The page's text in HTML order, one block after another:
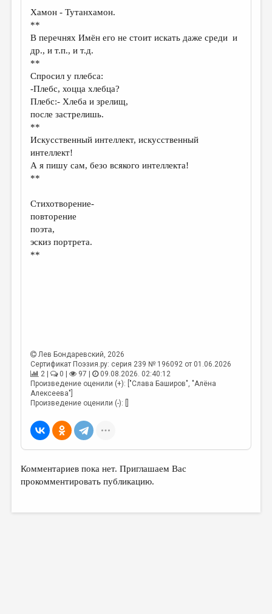
Хамон - Тутанхамон.
**
В перечнях Имён его не стоит искать даже среди и
др., и т.п., и т.д.
**
Спросил у плебса:
-Плебс, хоцца хлебца?
Плебс:- Хлеба и зрелищ,
после застрелишь.
**
Искусственный интеллект, искусственный
интеллект!
А я пишу сам, безо всякого интеллекта!
**
Стихотворение-
повторение
поэта,
эскиз портрета.
**
Лев Бондаревский, 2026
Сертификат Поэзия.ру: серия 239 № 196092 от 01.06.2026
2 |
0 | 97 |
09.08.2026. 02:40:12
Произведение оценили (+): ["Слава Баширов", "Алёна
Алексеева"]
Произведение оценили (-): []
Комментариев пока нет. Приглашаем Вас
прокомментировать публикацию.